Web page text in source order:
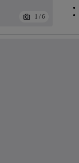
1 / 6